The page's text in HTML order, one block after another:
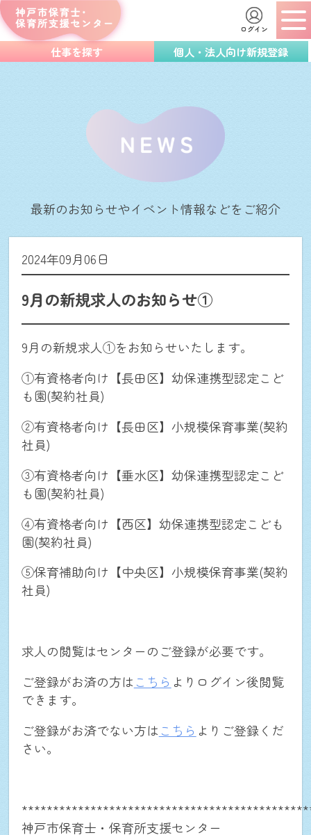
ログイン
仕事を探す 個人・法人向け新規登録
NEWS
お問合せ(求職者の方用)
最新のお知らせやイベント情報などをご紹介
2024年09月06日
9月の新規求人のお知らせ①
9月の新規求人①をお知らせいたします。
①有資格者向け【長田区】幼保連携型認定こど
も園(契約社員)
②有資格者向け【長田区】小規模保育事業(契約
社員)
③有資格者向け【垂水区】幼保連携型認定こど
も園(契約社員)
④有資格者向け【西区】幼保連携型認定こども
園(契約社員)
⑤保育補助向け【中央区】小規模保育事業(契約
社員)
求人の閲覧はセンターのご登録が必要です。
ご登録がお済の方は こちら よりログイン後閲覧
できます。
ご登録がお済でない方は こちら よりご登録くだ
さい。
神戸市保育士・保育所支援センター